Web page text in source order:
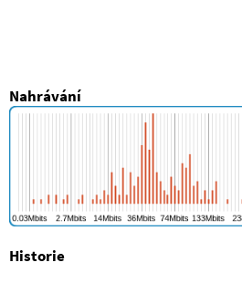
Nahrávání
Historie